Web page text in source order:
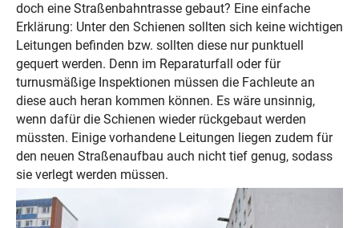
doch eine Straßenbahntrasse gebaut? Eine einfache
Erklärung: Unter den Schienen sollten sich keine wichtigen
Leitungen befinden bzw. sollten diese nur punktuell
gequert werden. Denn im Reparaturfall oder für
turnusmäßige Inspektionen müssen die Fachleute an
diese auch heran kommen können. Es wäre unsinnig,
wenn dafür die Schienen wieder rückgebaut werden
müssten. Einige vorhandene Leitungen liegen zudem für
den neuen Straßenaufbau auch nicht tief genug, sodass
sie verlegt werden müssen.